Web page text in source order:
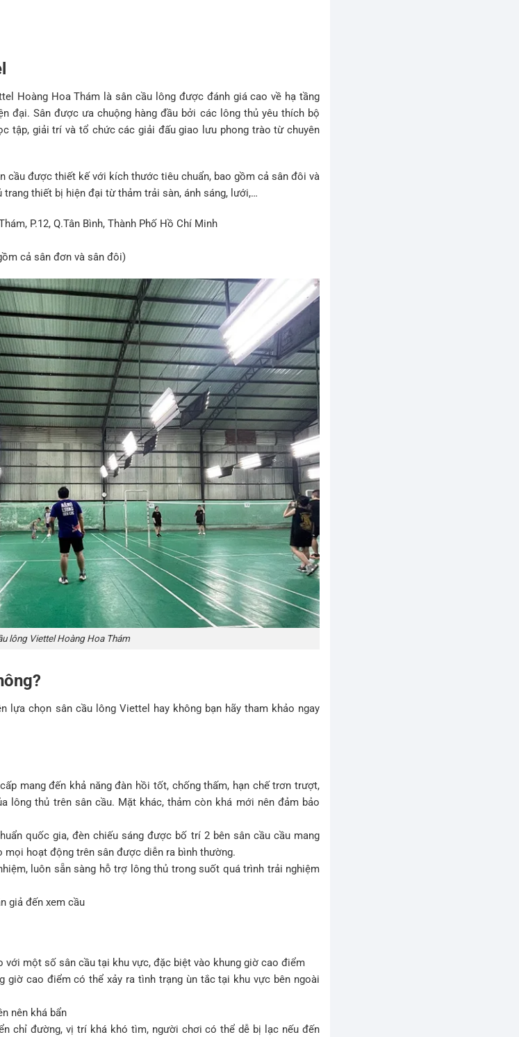
Hoàng Hoa Thám là sân cầu lông được đánh giá cao về hạ tầng
đại. Sân được ưa chuộng hàng đầu bởi các lông thủ yêu thích bộ
tập, giải trí và tổ chức các giải đấu giao lưu phong trào từ chuyên
cầu được thiết kế với kích thước tiêu chuẩn, bao gồm cả sân đôi và
thiết bị hiện đại từ thảm trải sàn, ánh sáng, lưới,…
P.12, Q.Tân Bình, Thành Phố Hồ Chí Minh
cả sân đơn và sân đôi)
lông Viettel Hoàng Hoa Thám
lựa chọn sân cầu lông Viettel hay không bạn hãy tham khảo ngay
mang đến khả năng đàn hồi tốt, chống thấm, hạn chế trơn trượt,
lông thủ trên sân cầu. Mặt khác, thảm còn khá mới nên đảm bảo
quốc gia, đèn chiếu sáng được bố trí 2 bên sân cầu cầu mang
mọi hoạt động trên sân được diễn ra bình thường.
luôn sẵn sàng hỗ trợ lông thủ trong suốt quá trình trải nghiệm
giả đến xem cầu
một số sân cầu tại khu vực, đặc biệt vào khung giờ cao điểm
giờ cao điểm có thể xảy ra tình trạng ùn tắc tại khu vực bên ngoài
nên khá bẩn
chỉ đường, vị trí khá khó tìm, người chơi có thể dễ bị lạc nếu đến